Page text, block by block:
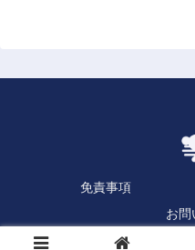
免責事項
お問
Copyright © 2023 逆日歩